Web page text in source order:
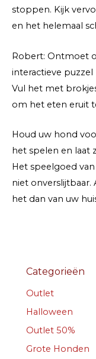
stoppen. Kijk
en het helemaal
Robert: Ontmoet
interactieve
Vul het met
om het eten eruit
Houd uw hond
het spelen en laat
Het speelgoed
niet onverslijtbaar.
het dan van uw
Categorieën
Outlet
Halloween
Outlet 50%
Grote Honden